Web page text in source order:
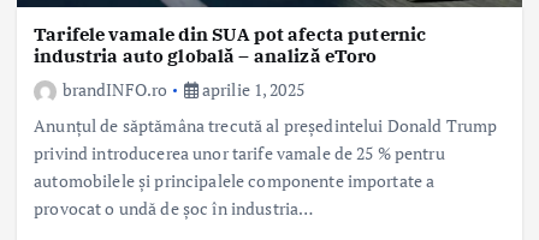
Tarifele vamale din SUA pot afecta puternic
industria auto globală – analiză eToro
brandINFO.ro
aprilie 1, 2025
Anunțul de săptămâna trecută al președintelui Donald Trump
privind introducerea unor tarife vamale de 25 % pentru
automobilele și principalele componente importate a
provocat o undă de șoc în industria…